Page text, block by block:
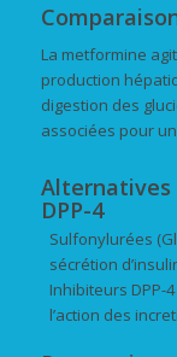
La metformine
production
digestion des
associées pour
Alternatives
DPP-4
Sulfonylurées
sécrétion
Inhibiteurs DPP-
l’action des